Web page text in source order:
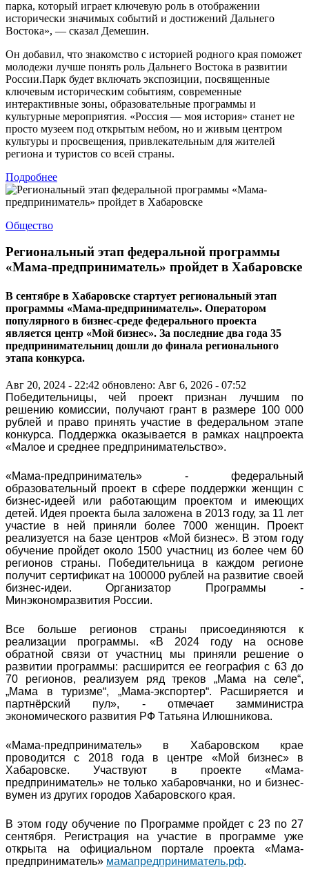
парка, который играет ключевую роль в отображении
исторически значимых событий и достижений Дальнего
Востока», — сказал Демешин.
Он добавил, что знакомство с историей родного края поможет
молодежи лучше понять роль Дальнего Востока в развитии
России.Парк будет включать экспозиции, посвященные
ключевым историческим событиям, современные
интерактивные зоны, образовательные программы и
культурные мероприятия. «Россия — моя история» станет не
просто музеем под открытым небом, но и живым центром
культуры и просвещения, привлекательным для жителей
региона и туристов со всей страны.
Подробнее
Общество
Региональный этап федеральной программы
«Мама-предприниматель» пройдет в Хабаровске
В сентябре в Хабаровске стартует региональный этап
программы «Мама-предприниматель». Оператором
популярного в бизнес-среде федерального проекта
является центр «Мой бизнес». За последние два года 35
предпринимательниц дошли до финала регионального
этапа конкурса.
Авг 20, 2024 - 22:42 обновлено: Авг 6, 2026 - 07:52
Победительницы, чей проект признан лучшим по
решению комиссии, получают грант в размере 100 000
рублей и право принять участие в федеральном этапе
конкурса. Поддержка оказывается в рамках нацпроекта
«Малое и среднее предпринимательство».
«Мама-предприниматель» - федеральный
образовательный проект в сфере поддержки женщин с
бизнес-идеей или работающим проектом и имеющих
детей. Идея проекта была заложена в 2013 году, за 11 лет
участие в ней приняли более 7000 женщин. Проект
реализуется на базе центров «Мой бизнес». В этом году
обучение пройдет около 1500 участниц из более чем 60
регионов страны. Победительница в каждом регионе
получит сертификат на 100000 рублей на развитие своей
бизнес-идеи. Организатор Программы -
Минэкономразвития России.
Все больше регионов страны присоединяются к
реализации программы. «В 2024 году на основе
обратной связи от участниц мы приняли решение о
развитии программы: расширится ее география с 63 до
70 регионов, реализуем ряд треков „Мама на селе“,
„Мама в туризме“, „Мама-экспортер“. Расширяется и
партнёрский пул», - отмечает замминистра
экономического развития РФ Татьяна Илюшникова.
«Мама-предприниматель» в Хабаровском крае
проводится с 2018 года в центре «Мой бизнес» в
Хабаровске. Участвуют в проекте «Мама-
предприниматель» не только хабаровчанки, но и бизнес-
вумен из других городов Хабаровского края.
В этом году обучение по Программе пройдет с 23 по 27
сентября. Регистрация на участие в программе уже
открыта на официальном портале проекта «Мама-
предприниматель» мамапредприниматель.рф.